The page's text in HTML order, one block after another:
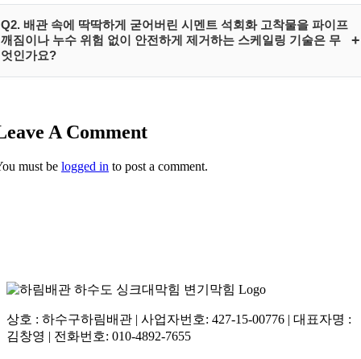
수구로 유입되면, 매립 배관의 수평 엘보 조인트 구간에 가라앉아 안착하
게 됩니다. 이 무기물 침전 가루들이 주방 기름기 및 물과 결합하여 시간
Q2. 배관 속에 딱딱하게 굳어버린 시멘트 석회화 고착물을 파이프
깨짐이나 누수 위험 없이 안전하게 제거하는 스케일링 기술은 무
엇인가요?
+
내시경 카메라로 내부를 실시간 관측하면서 도관벽에는 전혀 충격을 주
이 시멘트 덩어리만 모래 가루 형태로 정밀하게 밀링 분쇄한 후 강력 역
A Comment
must be logged in to post a comment.
상호 : 하수구하림배관 | 사업자번호: 427-15-00776 | 대표자명 :
김창영 | 전화번호: 010-4892-7655